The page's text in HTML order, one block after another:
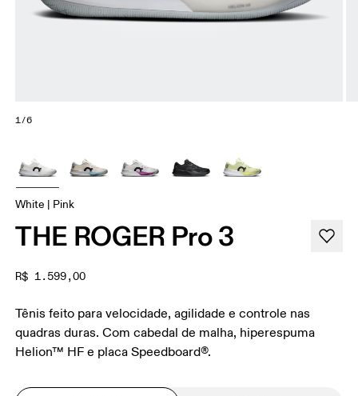
1/6
White | Pink
THE ROGER Pro 3
R$ 1.599,00
Tênis feito para velocidade, agilidade e controle nas
quadras duras. Com cabedal de malha, hiperespuma
Helion™ HF e placa Speedboard®.